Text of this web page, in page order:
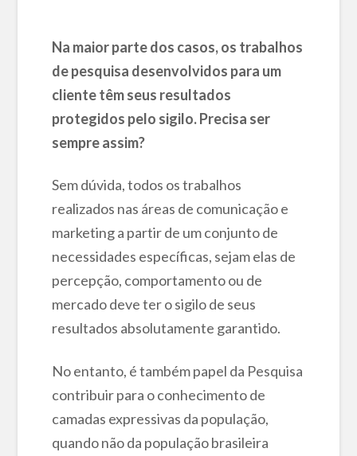
Na maior parte dos casos, os trabalhos
de pesquisa desenvolvidos para um
cliente têm seus resultados
protegidos pelo sigilo. Precisa ser
sempre assim?
Sem dúvida, todos os trabalhos
realizados nas áreas de comunicação e
marketing a partir de um conjunto de
necessidades específicas, sejam elas de
percepção, comportamento ou de
mercado deve ter o sigilo de seus
resultados absolutamente garantido.
No entanto, é também papel da Pesquisa
contribuir para o conhecimento de
camadas expressivas da população,
quando não da população brasileira